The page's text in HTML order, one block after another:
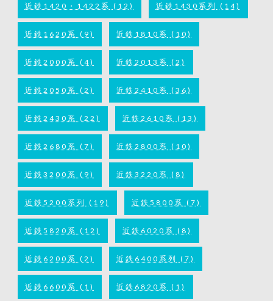
近鉄1420・1422系 (12) 近鉄1430系列 (14)
近鉄1620系 (9) 近鉄1810系 (10)
近鉄2000系 (4) 近鉄2013系 (2)
近鉄2050系 (2) 近鉄2410系 (36)
近鉄2430系 (22) 近鉄2610系 (13)
近鉄2680系 (7) 近鉄2800系 (10)
近鉄3200系 (9) 近鉄3220系 (8)
近鉄5200系列 (19) 近鉄5800系 (7)
近鉄5820系 (12) 近鉄6020系 (8)
近鉄6200系 (2) 近鉄6400系列 (7)
近鉄6600系 (1) 近鉄6820系 (1)